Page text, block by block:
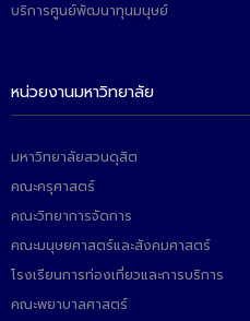
บริการศูนย์พัฒนาทุนมนุษย์
หน่วยงานมหาวิทยาลัย
มหาวิทยาลัยสวนดุสิต
คณะครุศาสตร์
คณะวิทยาการจัดการ
คณะมนุษยศาสตร์และสังคมศาสตร์
โรงเรียนการท่องเที่ยวและการบริการ
คณะพยาบาลศาสตร์